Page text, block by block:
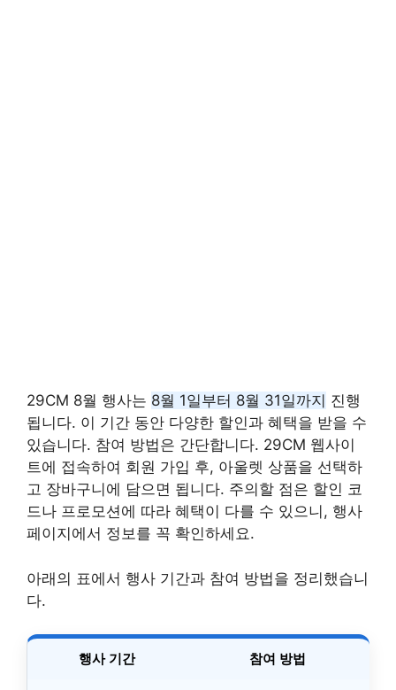
29CM 8월 행사는 8월 1일부터 8월 31일까지 진행
됩니다. 이 기간 동안 다양한 할인과 혜택을 받을 수
있습니다. 참여 방법은 간단합니다. 29CM 웹사이
트에 접속하여 회원 가입 후, 아울렛 상품을 선택하
고 장바구니에 담으면 됩니다. 주의할 점은 할인 코
드나 프로모션에 따라 혜택이 다를 수 있으니, 행사
페이지에서 정보를 꼭 확인하세요.
아래의 표에서 행사 기간과 참여 방법을 정리했습니
다.
행사 기간 참여 방법